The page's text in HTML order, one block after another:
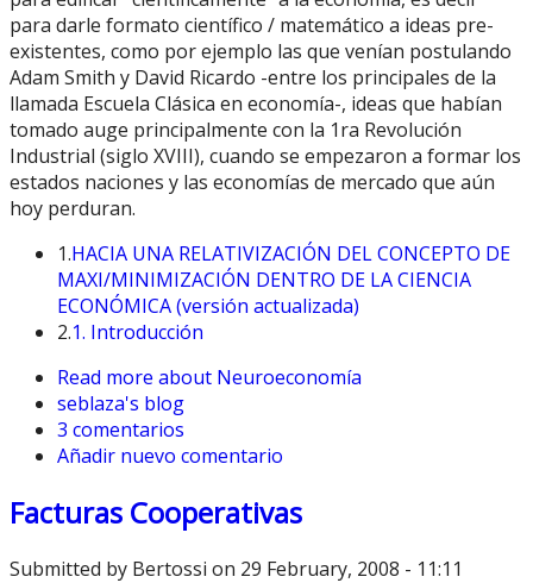
para darle formato científico / matemático a ideas pre-
existentes, como por ejemplo las que venían postulando
Adam Smith y David Ricardo -entre los principales de la
llamada Escuela Clásica en economía-, ideas que habían
tomado auge principalmente con la 1ra Revolución
Industrial (siglo XVIII), cuando se empezaron a formar los
estados naciones y las economías de mercado que aún
hoy perduran.
1.HACIA UNA RELATIVIZACIÓN DEL CONCEPTO DE
MAXI/MINIMIZACIÓN DENTRO DE LA CIENCIA
ECONÓMICA (versión actualizada)
2.1. Introducción
Read more about Neuroeconomía
seblaza's blog
3 comentarios
Añadir nuevo comentario
Facturas Cooperativas
Submitted by Bertossi on 29 February, 2008 - 11:11